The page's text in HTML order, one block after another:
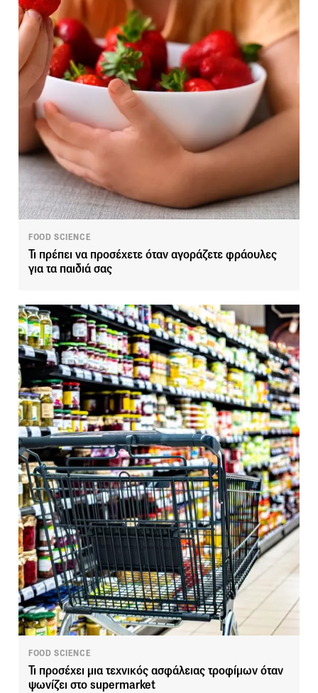
FOOD SCIENCE
Τι πρέπει να προσέχετε όταν αγοράζετε φράουλες
για τα παιδιά σας
FOOD SCIENCE
Τι προσέχει μια τεχνικός ασφάλειας τροφίμων όταν
ψωνίζει στο supermarket